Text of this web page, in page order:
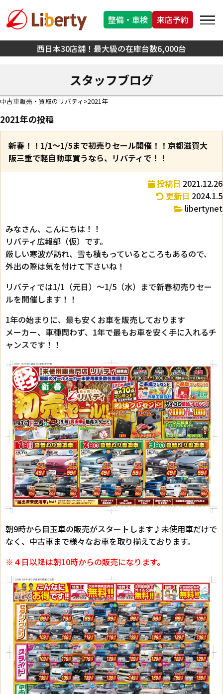
西日本30店舗！最大級の在庫台数6,000台
整備・車検 来店予約
スタッフブログ
中古車販売・買取のリバティ 2021年
2021年の投稿
新春！！1/1～1/5まで初売りセール開催！！京都滋賀大
阪三重で軽自動車買うなら、リバティで！！
投稿日 2021.12.26
更新日 2024.1.5
libertynet
みなさん、こんにちは！！
リバティ広報部（仮）です。
厳しい寒波が訪れ、雪も積もっているところもあるので、
外出の際は気を付けて下さいね！
リバティでは1/1（元日）～1/5（水）まで新春初売りセー
ルを開催します！！
1年の始まりに、最も安くお車を販売しております
メーカー、車種問わず、1年で最もお車を安く手に入れるチ
ャンスです！！
朝9時から目玉車の販売がスタートします♪未使用車だけで
なく、中古車まで様々なお車を取り揃えております。
※４日以降は朝10時からの販売になります。